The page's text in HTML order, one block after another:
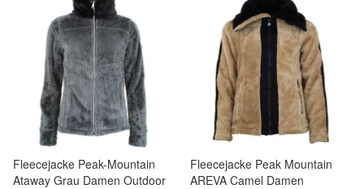
Fleecejacke Peak-Mountain
Ataway Grau Damen Outdoor
Fleecejacke Peak Mountain
AREVA Camel Damen